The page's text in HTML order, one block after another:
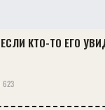
КТО-ТО ЕГО
623